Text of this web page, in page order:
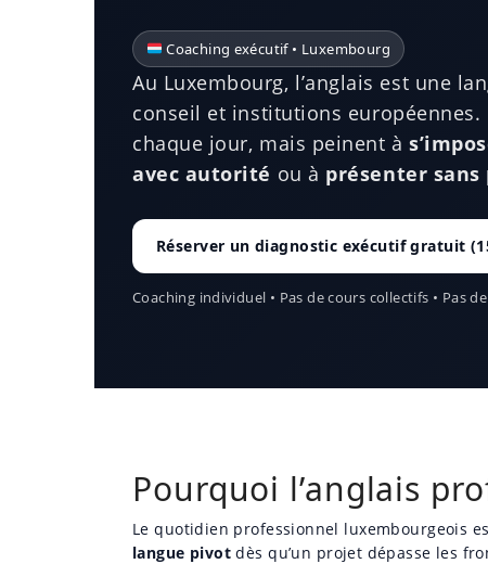
Coaching exécutif • Luxembourg
Au Luxembourg, l’anglais est une
conseil et institutions
chaque jour, mais peinent à
avec autorité ou à présenter
Réserver un diagnostic exécutif gratuit
Coaching individuel • Pas de cours collectifs • Pas
Pourquoi l’anglais
Le quotidien professionnel luxembourgeois
langue pivot dès qu’un projet dépasse les